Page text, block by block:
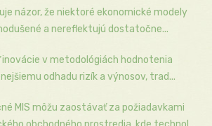
názor, že niektoré ekonomické modely
a nereflektujú dostatočne...
inovácie v metodológiách hodnotenia
odhadu rizík a výnosov, trad...
MIS môžu zaostávať za požiadavkami